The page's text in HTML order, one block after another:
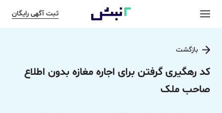
ثبت آگهی رایگان
بازگشت
کد رهگیری گرفتن برای اجاره مغازه بدون اطلاع
صاحب ملک